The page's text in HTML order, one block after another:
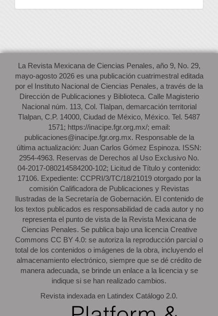
La Revista Mexicana de Ciencias Penales, año 9, No. 29,
mayo-agosto 2026 es una publicación cuatrimestral editada
por el Instituto Nacional de Ciencias Penales, a través de la
Dirección de Publicaciones y Biblioteca. Calle Magisterio
Nacional núm. 113, Col. Tlalpan, demarcación territorial
Tlalpan, C.P. 14000, Ciudad de México, México. Tel. 5487
1571; https://inacipe.fgr.org.mx/; email:
publicaciones@inacipe.fgr.org.mx. Responsable de la
última actualización: Juan Carlos Gómez Espinoza. ISSN:
2954-4963. Reservas de Derechos al Uso Exclusivo No.
04-2017-080214584200-102; Licitud de Título y contenido:
17106. Expediente: CCPRI/3/TC/18/21019 otorgado por la
comisión Calificadora de Publicaciones y Revistas
Ilustradas de la Secretaría de Gobernación. El contenido de
los textos publicados es responsabilidad de cada autor y no
representa el punto de vista de la Revista Mexicana de
Ciencias Penales. Se publica bajo una licencia Creative
Commons CC BY 4.0: se autoriza la reproducción parcial o
total de los contenidos o imágenes de la obra, incluyendo el
almacenamiento electrónico, siempre que se dé crédito de
manera adecuada, se brinde un enlace a la licencia y se
indique si se han realizado cambios.
Revista indexada en Latindex Catálogo 2.0.